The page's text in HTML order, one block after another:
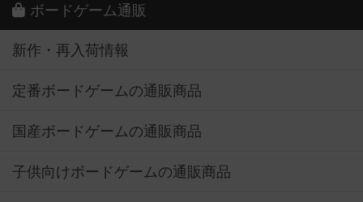
ボードゲーム通販
新作・再入荷情報
定番ボードゲームの通販商品
国産ボードゲームの通販商品
子供向けボードゲームの通販商品